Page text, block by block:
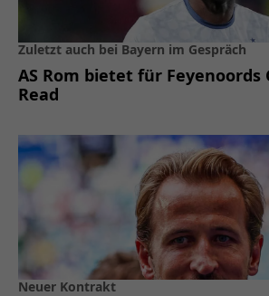
Zuletzt auch bei Bayern im Gespräch
AS Rom bietet für Feyenoords
Read
Neuer Kontrakt